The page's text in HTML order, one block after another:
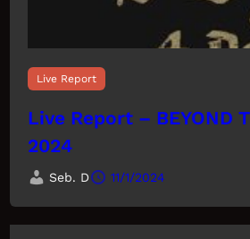
Live Report
Live Report – BEYOND
2024
Seb. D 11/1/2024